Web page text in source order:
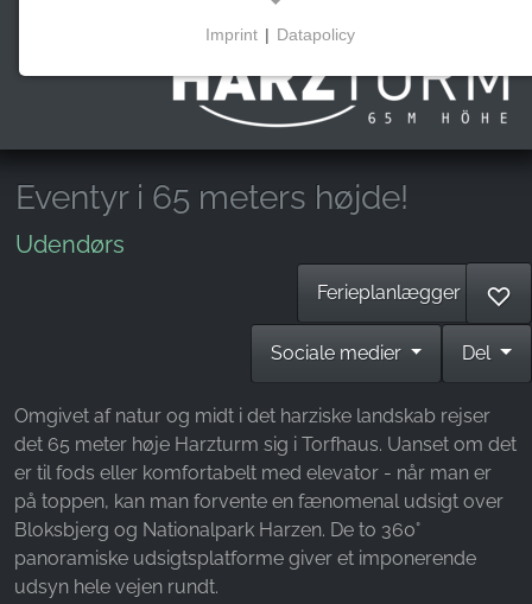
Eventyr i 65 meters højde!
Udendørs
Ferieplanlægger ♡
Del
Sociale medier
Omgivet af natur og midt i det harziske landskab rejser
det 65 meter høje Harzturm sig i Torfhaus. Uanset om det
er til fods eller komfortabelt med elevator - når man er
på toppen, kan man forvente en fænomenal udsigt over
Bloksbjerg og Nationalpark Harzen. De to 360°
panoramiske udsigtsplatforme giver et imponerende
udsyn hele vejen rundt.
Disse cookies muliggør grundlæggende funktioner
og er nødvendige for brugen af hjemmesiden.
Marketingcookies bruges af tredjeparter til at vise
personlige reklamer. Det gør de ved at spore
besøgende på tværs af hjemmesider.
Name:
_fbp, fr, _fbq, fbq
Provider:
Purpose:
Måling af reklamer og markedsføring
Imprint | Datapolicy